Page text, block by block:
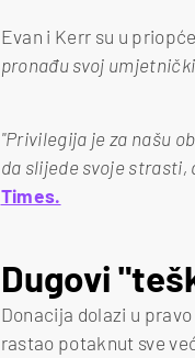
Evan i Kerr su u
pronađu svoj
"Privilegija je za našu
da slijede svoje strasti,
Times.
Dugovi
Donacija dolazi u
rastao potaknut sve